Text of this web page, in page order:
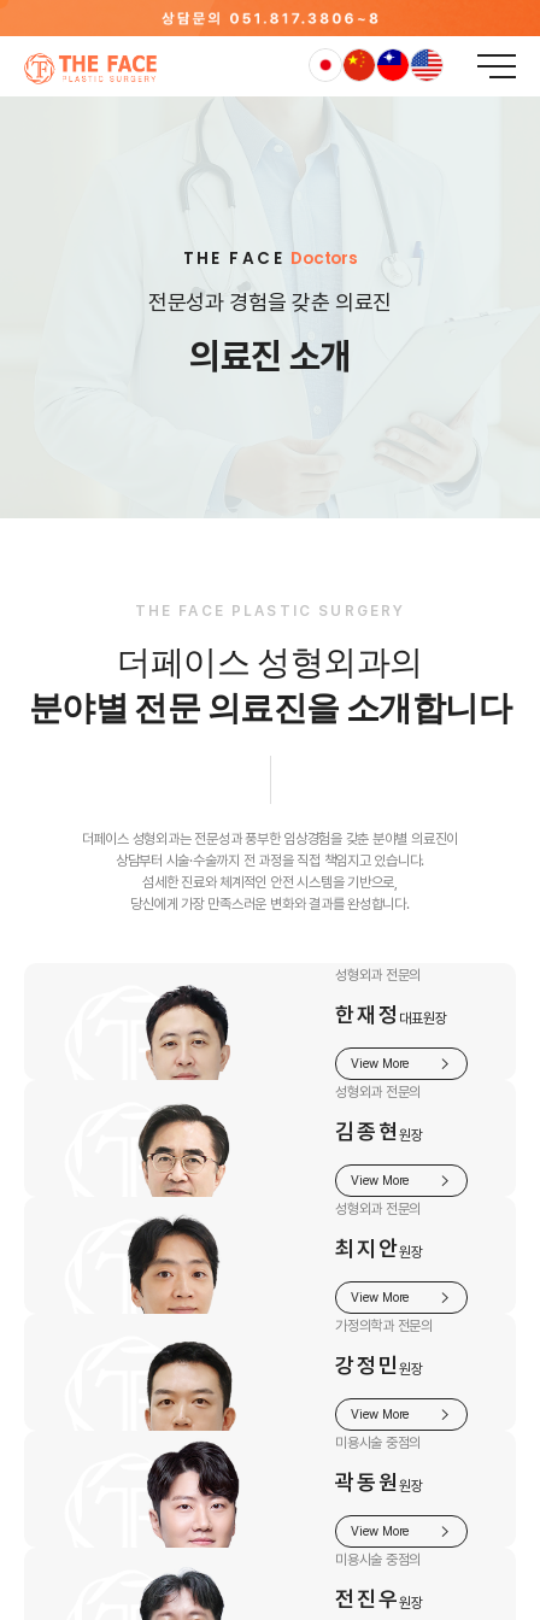
THE FACE Doctors
전문성과 경험을 갖춘 의료진
의료진 소개
THE FACE PLASTIC SURGERY
더페이스 성형외과의
분야별 전문 의료진을 소개합니다
더페이스 성형외과는 전문성과 풍부한 임상경험을 갖춘 분야별 의료진이
상담부터 시술·수술까지 전 과정을 직접 책임지고 있습니다.
섬세한 진료와 체계적인 안전 시스템을 기반으로,
당신에게 가장 만족스러운 변화와 결과를 완성합니다.
성형외과 전문의
한재정 대표원장
View More
성형외과 전문의
김종현원장
View More
성형외과 전문의
최지안원장
View More
가정의학과 전문의
강정민원장
View More
미용시술 중점의
곽동원원장
View More
미용시술 중점의
전진우원장